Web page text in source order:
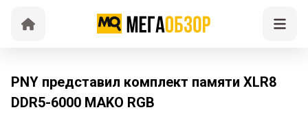
PNY представил комплект памяти XLR8
DDR5-6000 MAKO RGB